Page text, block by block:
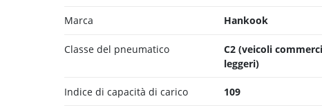
Marca Hankook
Classe del pneumatico
C2 (veicoli
leggeri)
Indice di capacità di carico 109